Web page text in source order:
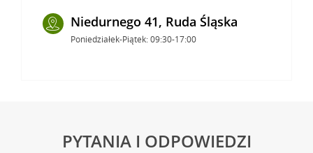
Niedurnego 41, Ruda Śląska
Poniedziałek-Piątek: 09:30-17:00
PYTANIA I ODPOWIEDZI